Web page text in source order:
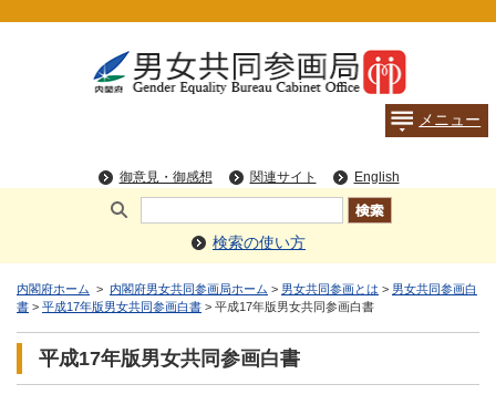
検索の使い方
内閣府ホーム > 内閣府男女共同参画局ホーム > 男女共同参画とは > 男女共同参画白
書 > 平成17年版男女共同参画白書 > 平成17年版男女共同参画白書
平成17年版男女共同参画白書